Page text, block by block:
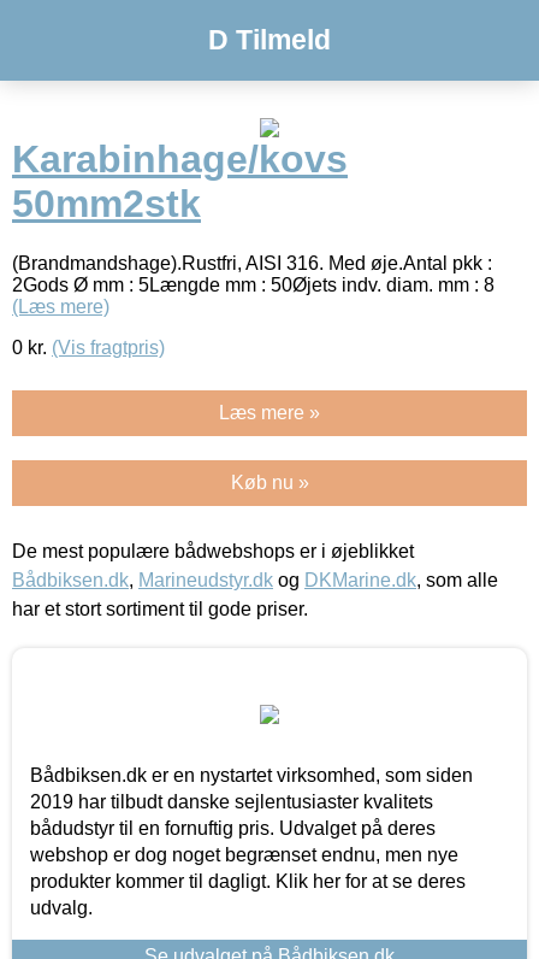
D Tilmeld
Karabinhage/kovs
50mm2stk
(Brandmandshage).Rustfri, AISI 316. Med øje.Antal pkk :
2Gods Ø mm : 5Længde mm : 50Øjets indv. diam. mm : 8
(Læs mere)
0 kr. (Vis fragtpris)
Læs mere »
Køb nu »
De mest populære bådwebshops er i øjeblikket
Bådbiksen.dk, Marineudstyr.dk og DKMarine.dk, som alle
har et stort sortiment til gode priser.
Bådbiksen.dk er en nystartet virksomhed, som siden
2019 har tilbudt danske sejlentusiaster kvalitets
bådudstyr til en fornuftig pris. Udvalget på deres
webshop er dog noget begrænset endnu, men nye
produkter kommer til dagligt. Klik her for at se deres
udvalg.